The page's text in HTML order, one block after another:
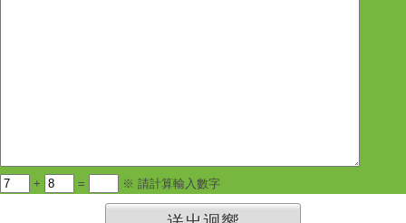
+ = ※ 請計算輸入數字